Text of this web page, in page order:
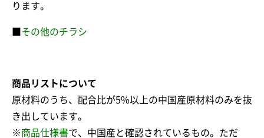
ります。
その他のチラシ
商品リストについて
原材料のうち、配合比が5%以上の中国産原材料のみを抜
き出しています。
※商品仕様書で、中国産と確認されているもの。ただ